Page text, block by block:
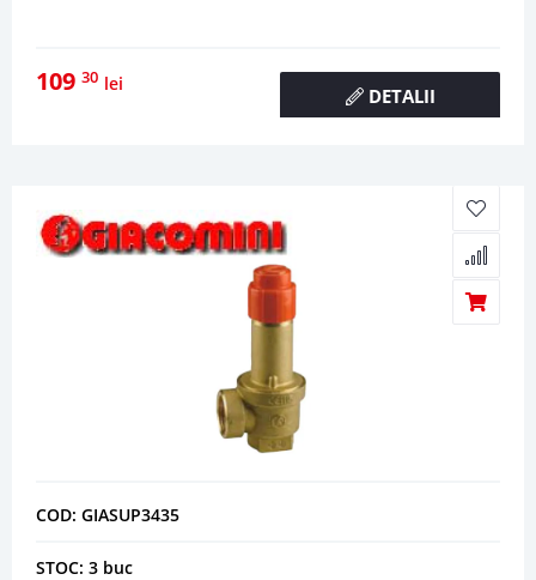
109 30 lei
DETALII
COD: GIASUP3435
STOC: 3 buc